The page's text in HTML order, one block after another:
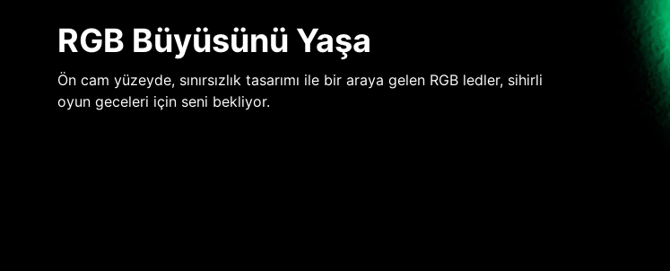
RGB Büyüsünü Yaşa
Ön cam yüzeyde, sınırsızlık tasarımı ile bir araya gelen RGB ledler, sihirli
oyun geceleri için seni bekliyor.